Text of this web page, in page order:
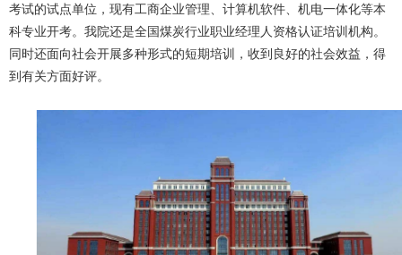
考试的试点单位，现有工商企业管理、计算机软件、机电一体化等本
科专业开考。我院还是全国煤炭行业职业经理人资格认证培训机构。
同时还面向社会开展多种形式的短期培训，收到良好的社会效益，得
到有关方面好评。